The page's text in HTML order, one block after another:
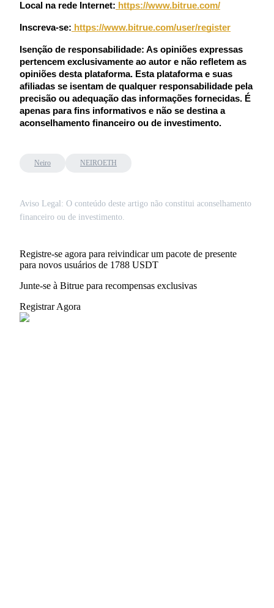
Conecte-se
Local na rede Internet: https://www.bitrue.com/
Inscreva-se: https://www.bitrue.com/user/register
Isenção de responsabilidade: As opiniões expressas
pertencem exclusivamente ao autor e não refletem as
opiniões desta plataforma. Esta plataforma e suas
afiliadas se isentam de qualquer responsabilidade pela
precisão ou adequação das informações fornecidas. É
apenas para fins informativos e não se destina a
aconselhamento financeiro ou de investimento.
Neiro NEIROETH
Aviso Legal: O conteúdo deste artigo não constitui aconselhamento
financeiro ou de investimento.
Registre-se agora para reivindicar um pacote de presente
para novos usuários de 1788 USDT
Junte-se à Bitrue para recompensas exclusivas
Registrar Agora